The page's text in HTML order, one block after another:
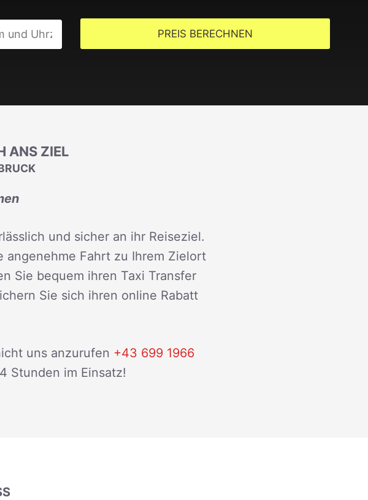
PREIS BERECHNEN
ANS ZIEL
und sicher an ihr Reiseziel.
angenehme Fahrt zu Ihrem Zielort
Sie bequem ihren Taxi Transfer
Sie sich ihren online Rabatt
uns anzurufen +43 699 1966
Stunden im Einsatz!